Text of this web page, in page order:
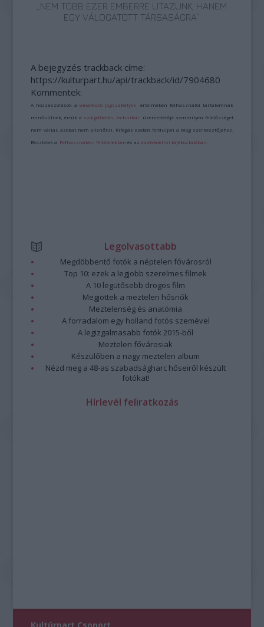
„NEM TÖBB EZER EMBERRE UTAZUNK, HANEM
EGY VÁLOGATOTT TÁRSASÁGRA”
A bejegyzés trackback címe:
https://kulturpart.hu/api/trackback/id/7904680
Kommentek:
A hozzászólások avonatkozó jogszabályok értelmében felhasználói tartalomnak
minősülnek, értük a szolgáltatás technikai üzemeltetője semmilyen felelősséget
nem vállal, azokat nem ellenőrzi. Kifogás esetén forduljon a blog szerkesztőjéhez.
Részletek a Felhasználási feltételekben és azadatvédelmi tájékoztatóban
Legolvasottabb
Megdöbbentő fotók a néptelen fővárosról
Top 10: ezek a legjobb szerelmes filmek
A 10 legütősebb drogos film
Megjöttek a meztelen hősnők
Meztelenség és anatómia
A forradalom egy holland fotós szemével
A legizgalmasabb fotók 2015-ből
Meztelen fővárosiak
Készülőben a nagy meztelen album
Nézd meg a 48-as szabadságharc hőseiről készült
fotókat!
Hírlevél feliratkozás